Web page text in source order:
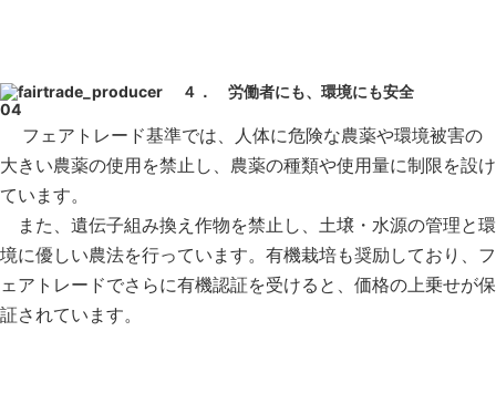
４． 労働者にも、環境にも安全
フェアトレード基準では、人体に危険な農薬や環境被害の
大きい農薬の使用を禁止し、農薬の種類や使用量に制限を設け
ています。
また、遺伝子組み換え作物を禁止し、土壌・水源の管理と環
境に優しい農法を行っています。有機栽培も奨励しており、フ
ェアトレードでさらに有機認証を受けると、価格の上乗せが保
証されています。